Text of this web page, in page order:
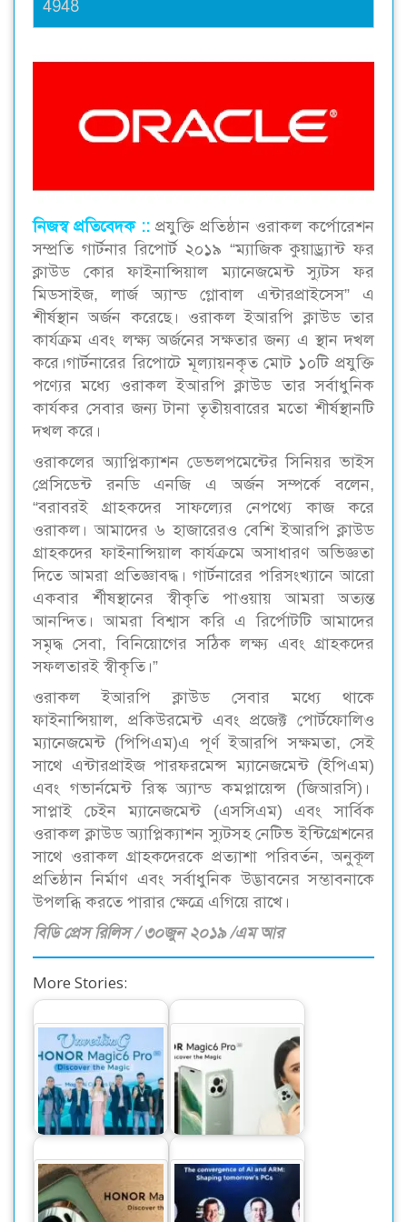
4948
নিজস্ব প্রতিবেদক :: প্রযুক্তি প্রতিষ্ঠান ওরাকল কর্পোরেশন
সম্প্রতি গার্টনার রিপোর্ট ২০১৯ “ম্যাজিক কুয়াড্র্যান্ট ফর
ক্লাউড কোর ফাইনান্সিয়াল ম্যানেজমেন্ট স্যুটস ফর
মিডসাইজ, লার্জ অ্যান্ড গ্লোবাল এন্টারপ্রাইসেস” এ
শীর্ষস্থান অর্জন করেছে। ওরাকল ইআরপি ক্লাউড তার
কার্যক্রম এবং লক্ষ্য অর্জনের সক্ষতার জন্য এ স্থান দখল
করে।গার্টনারের রিপোটে মূল্যায়নকৃত মোট ১০টি প্রযুক্তি
পণ্যের মধ্যে ওরাকল ইআরপি ক্লাউড তার সর্বাধুনিক
কার্যকর সেবার জন্য টানা তৃতীয়বারের মতো শীর্ষস্থানটি
দখল করে।
ওরাকলের অ্যাপ্লিক্যাশন ডেভলপমেন্টের সিনিয়র ভাইস
প্রেসিডেন্ট রনডি এনজি এ অর্জন সম্পর্কে বলেন,
“বরাবরই গ্রাহকদের সাফল্যের নেপথ্যে কাজ করে
ওরাকল। আমাদের ৬ হাজারেরও বেশি ইআরপি ক্লাউড
গ্রাহকদের ফাইনান্সিয়াল কার্যক্রমে অসাধারণ অভিজ্ঞতা
দিতে আমরা প্রতিজ্ঞাবদ্ধ। গার্টনারের পরিসংখ্যানে আরো
একবার র্শীষস্থানের স্বীকৃতি পাওয়ায় আমরা অত্যন্ত
আনন্দিত। আমরা বিশ্বাস করি এ রির্পোটটি আমাদের
সমৃদ্ধ সেবা, বিনিয়োগের সঠিক লক্ষ্য এবং গ্রাহকদের
সফলতারই স্বীকৃতি।”
ওরাকল ইআরপি ক্লাউড সেবার মধ্যে থাকে
ফাইনান্সিয়াল, প্রকিউরমেন্ট এবং প্রজেক্ট পোর্টফোলিও
ম্যানেজমেন্ট (পিপিএম)এ পূর্ণ ইআরপি সক্ষমতা, সেই
সাথে এন্টারপ্রাইজ পারফরমেন্স ম্যানেজমেন্ট (ইপিএম)
এবং গভার্নমেন্ট রিস্ক অ্যান্ড কমপ্লায়েন্স (জিআরসি)।
সাপ্লাই চেইন ম্যানেজমেন্ট (এসসিএম) এবং সার্বিক
ওরাকল ক্লাউড অ্যাপ্লিক্যাশন স্যুটসহ নেটিভ ইন্টিগ্রেশনের
সাথে ওরাকল গ্রাহকদেরকে প্রত্যাশা পরিবর্তন, অনুকূল
প্রতিষ্ঠান নির্মাণ এবং সর্বাধুনিক উদ্ভাবনের সম্ভাবনাকে
উপলব্ধি করতে পারার ক্ষেত্রে এগিয়ে রাখে।
বিডি প্রেস রিলিস / ৩০জুন ২০১৯ /এম আর
More Stories:
দেশের বাজারে বিশ্বের
নাম্বার ওয়ান স্মার্টফোন
অনার…
বাংলাদেশের বাজারে
আসছে নাম্বার ওয়ান
স্মার্টফোন অনার…